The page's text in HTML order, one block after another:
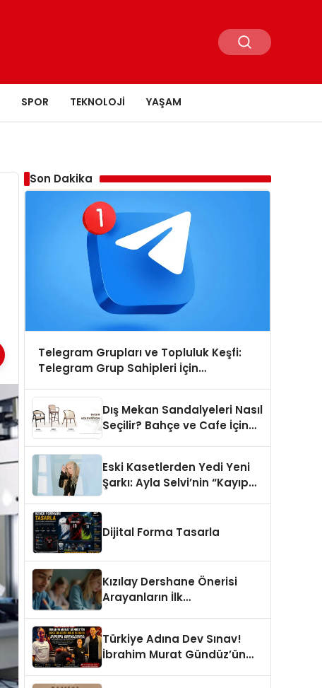
SPOR TEKNOLOJI YAŞAM
Son Dakika
Telegram Grupları ve Topluluk Keşfi:
Telegram Grup Sahipleri İçin
Dış Mekan Sandalyeleri Nasıl
Seçilir? Bahçe ve Cafe İçin
Eski Kasetlerden Yedi Yeni
Şarkı: Ayla Selvi’nin “Kayıp
Dijital Forma Tasarla
Kızılay Dershane Önerisi
Arayanların İlk
Türkiye Adına Dev Sınav!
İbrahim Murat Gündüz’ün